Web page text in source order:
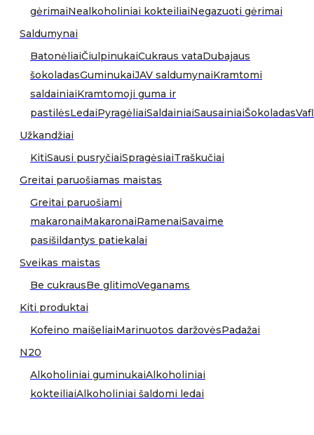
gėrimaiNealkoholiniai kokteiliaiNegazuoti gėrimai
Saldumynai
BatonėliaiČiulpinukaiCukraus vataDubajaus
šokoladasGuminukaiJAV saldumynaiKramtomi
saldainiaiKramtomoji guma ir
pastilėsLedaiPyragėliaiSaldainiaiSausainiaiŠokoladas
Užkandžiai
KitiSausi pusryčiaiSpragėsiaiTraškučiai
Greitai paruošiamas maistas
Greitai paruošiami
makaronaiMakaronaiRamenaiSavaime
pasišildantys patiekalai
Sveikas maistas
Be cukrausBe glitimoVeganams
Kiti produktai
Kofeino maišeliaiMarinuotos daržovėsPadažai
N20
Alkoholiniai guminukaiAlkoholiniai
kokteiliaiAlkoholiniai šaldomi ledai